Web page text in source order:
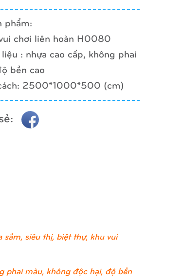
phẩm:
vui chơi liên hoàn H0080
liệu : nhựa cao cấp, không phai
bền cao
cách: 2500*1000*500 (cm)
sắm, siêu thị, biệt thự, khu vui
phai màu, không độc hại, độ bền